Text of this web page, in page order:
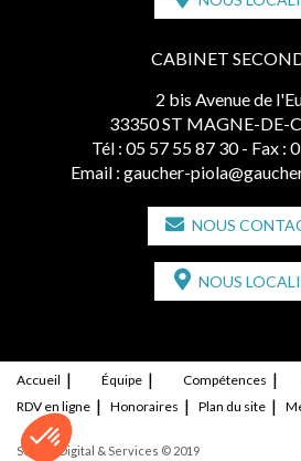
CABINET
2 bis Avenue de
33350 ST MAGNE-DE-
Tél : 05 57 55 87 30 - Fax :
Email : gaucher-
NOUS
NOUS
Accueil Équipe Compétences
RDV en ligne
Honoraires Plan du site
Septeo Digital & Services © 2019